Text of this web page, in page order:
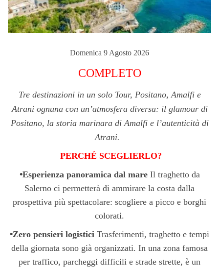
Domenica 9 Agosto 2026
COMPLETO
Tre destinazioni in un solo Tour, Positano, Amalfi e
Atrani ognuna con un’atmosfera diversa: il glamour di
Positano, la storia marinara di Amalfi e l’autenticità di
Atrani.
PERCHÉ SCEGLIERLO?
•Esperienza panoramica dal mare Il traghetto da
Salerno ci permetterà di ammirare la costa dalla
prospettiva più spettacolare: scogliere a picco e borghi
colorati.
•Zero pensieri logistici Trasferimenti, traghetto e tempi
della giornata sono già organizzati. In una zona famosa
per traffico, parcheggi difficili e strade strette, è un